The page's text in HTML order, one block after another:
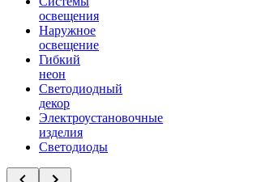
освещения
Наружное
освещение
Гибкий
неон
Светодиодный
декор
Электроустановочные
изделия
Светодиоды